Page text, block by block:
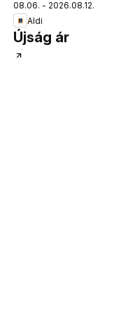
08.06. - 2026.08.12.
Aldi
Újság ár